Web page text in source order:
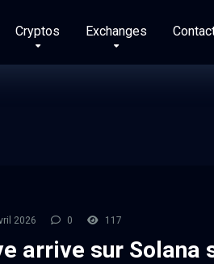
Cryptos Exchanges
2026 0 117
arrive sur Solana